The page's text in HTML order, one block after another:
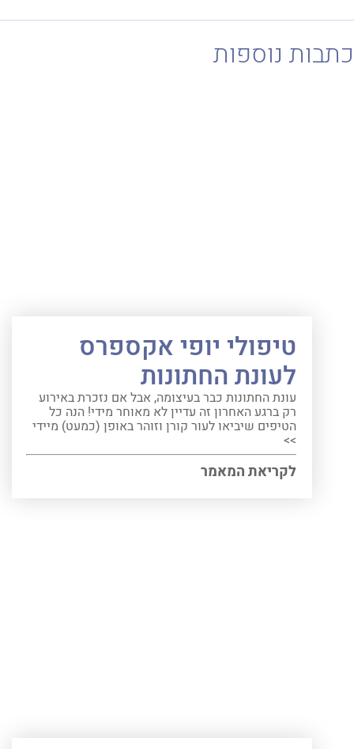
נוספות
טיפולי יופי אקספרס
לעונת החתונות
עונת החתונות כבר בעיצומה, אבל אם נזכרת באירוע
רק ברגע האחרון זה עדיין לא מאוחר מידי! הנה כל
הטיפים שיביאו לעור קורן וזוהר באופן (כמעט) מיידי
לקריאת המאמר